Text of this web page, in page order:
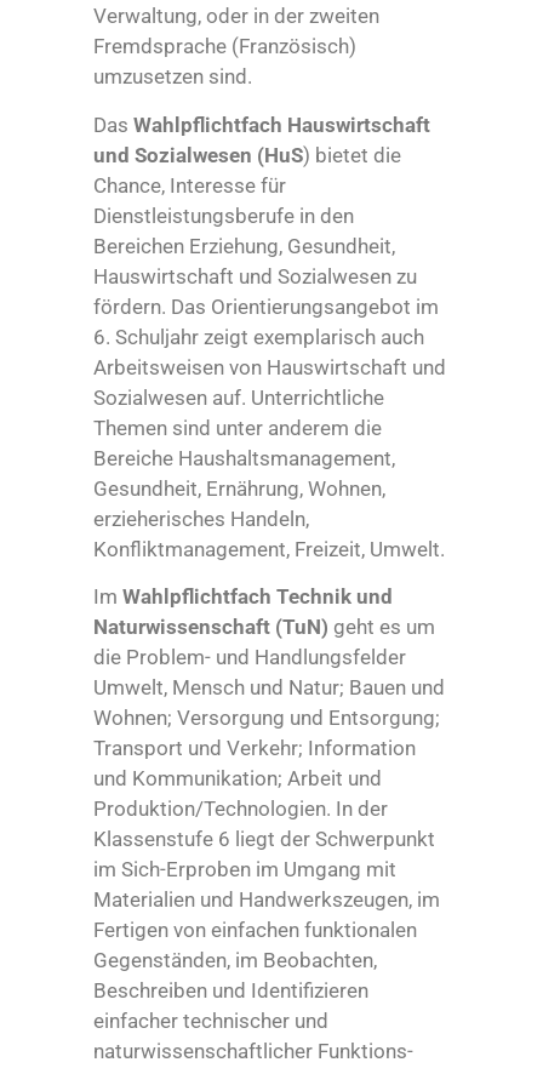
Verwaltung, oder in der zweiten
Fremdsprache (Französisch)
umzusetzen sind.
DasWahlpflichtfach Hauswirtschaft
und Sozialwesen (HuS) bietet die
Chance, Interesse für
Dienstleistungsberufe in den
Bereichen Erziehung, Gesundheit,
Hauswirtschaft und Sozialwesen zu
fördern. Das Orientierungsangebot im
6. Schuljahr zeigt exemplarisch auch
Arbeitsweisen von Hauswirtschaft und
Sozialwesen auf. Unterrichtliche
Themen sind unter anderem die
Bereiche Haushaltsmanagement,
Gesundheit, Ernährung, Wohnen,
erzieherisches Handeln,
Konfliktmanagement, Freizeit, Umwelt.
ImWahlpflichtfach Technik und
Naturwissenschaft (TuN) geht es um
die Problem- und Handlungsfelder
Umwelt, Mensch und Natur; Bauen und
Wohnen; Versorgung und Entsorgung;
Transport und Verkehr; Information
und Kommunikation; Arbeit und
Produktion/Technologien. In der
Klassenstufe 6 liegt der Schwerpunkt
im Sich-Erproben im Umgang mit
Materialien und Handwerkszeugen, im
Fertigen von einfachen funktionalen
Gegenständen, im Beobachten,
Beschreiben und Identifizieren
einfacher technischer und
naturwissenschaftlicher Funktions-